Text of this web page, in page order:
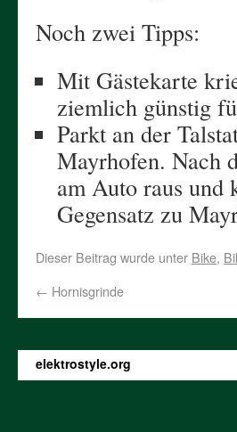
Noch zwei Tipps:
Mit Gästekarte
ziemlich günstig
Parkt an der
Mayrhofen. Nach
am Auto raus und
Gegensatz zu
Dieser Beitrag wurde unter Bike,
← Hornisgrinde
elektrostyle.org